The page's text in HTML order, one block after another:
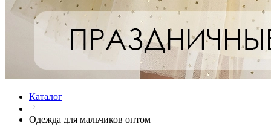
Каталог
Одежда для мальчиков оптом